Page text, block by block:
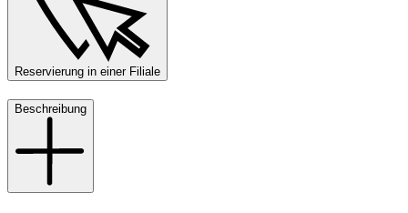
Reservierung in einer Filiale
Beschreibung